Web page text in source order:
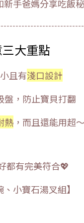
手爸媽分享吃飯
大重點
且有淺口設計
盤，防止寶貝打翻
熱，而且還能用超
都有完美符合💖
小寶石湯叉組】